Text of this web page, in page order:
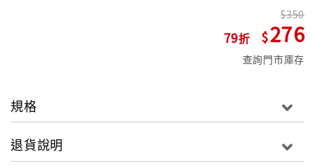
79
350
276
查詢門市庫存
規格
退貨說明